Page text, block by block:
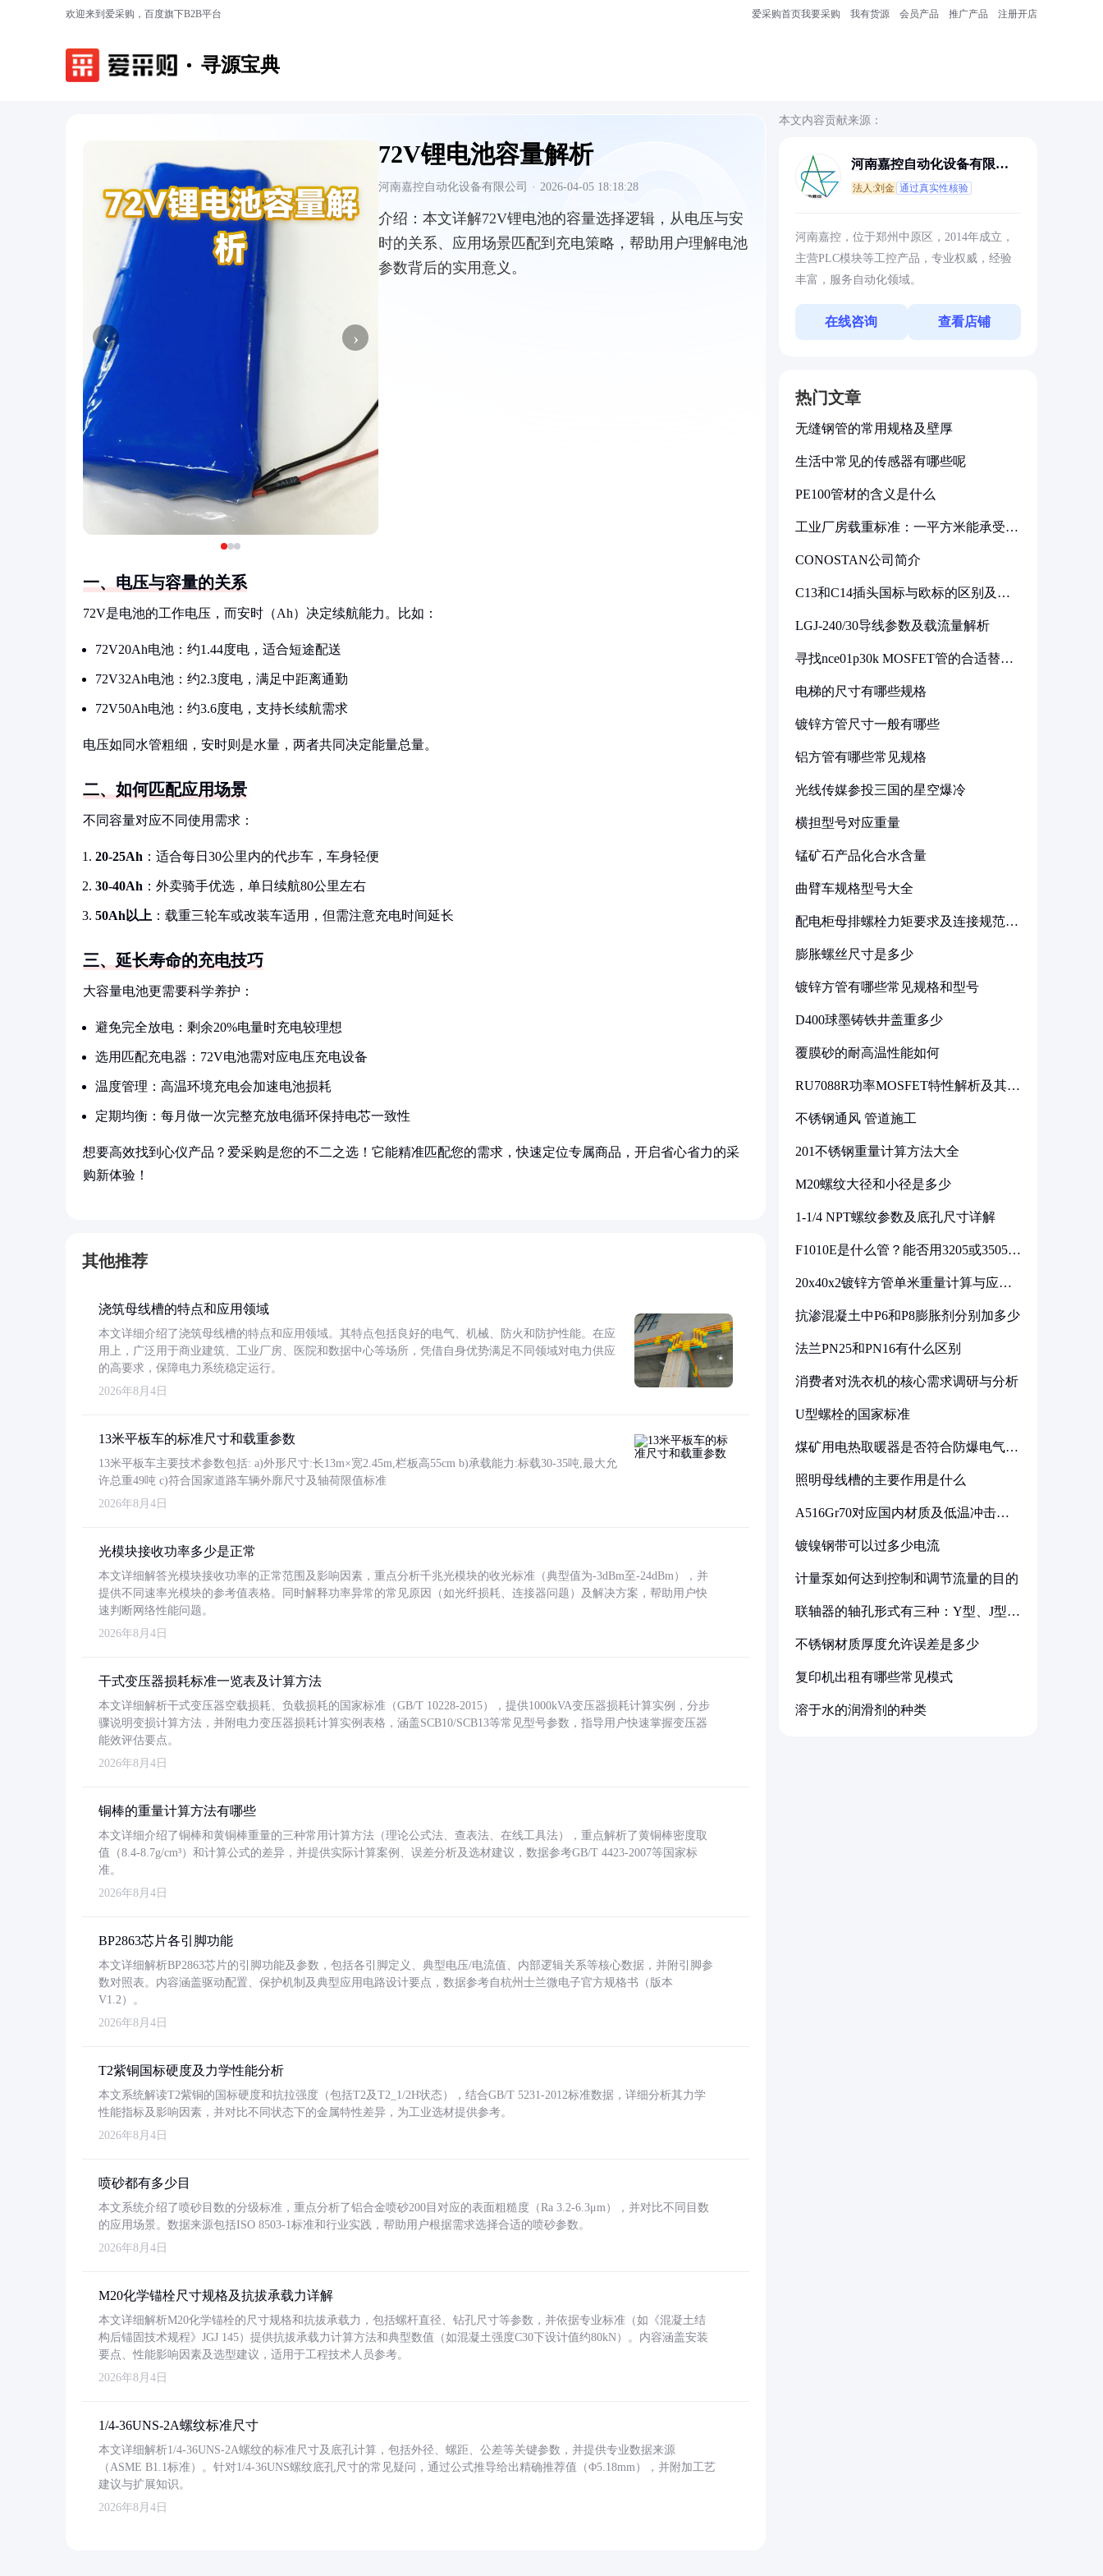
欢迎来到爱采购，百度旗下B2B平台 爱采购首页我要采购 我有货源 会员产品 推广产品 注册开店
寻源宝典
‹ ›
72V锂电池容量解析
河南嘉控自动化设备有限公司 · 2026-04-05 18:18:28
介绍： 本文详解72V锂电池的容量选择逻辑，从电压与安
时的关系、应用场景匹配到充电策略，帮助用户理解电池
参数背后的实用意义。
一、电压与容量的关系
72V是电池的工作电压，而安时（Ah）决定续航能力。比如：
72V20Ah电池：约1.44度电，适合短途配送
72V32Ah电池：约2.3度电，满足中距离通勤
72V50Ah电池：约3.6度电，支持长续航需求
电压如同水管粗细，安时则是水量，两者共同决定能量总量。
二、如何匹配应用场景
不同容量对应不同使用需求：
20-25Ah ：适合每日30公里内的代步车，车身轻便
30-40Ah ：外卖骑手优选，单日续航80公里左右
50Ah以上 ：载重三轮车或改装车适用，但需注意充电时间延长
三、延长寿命的充电技巧
大容量电池更需要科学养护：
避免完全放电：剩余20%电量时充电较理想
选用匹配充电器：72V电池需对应电压充电设备
温度管理：高温环境充电会加速电池损耗
定期均衡：每月做一次完整充放电循环保持电芯一致性
想要高效找到心仪产品？爱采购是您的不二之选！它能精准匹配您的需求，快速定位专属商品，开启省心省力的采
购新体验！
其他推荐
浇筑母线槽的特点和应用领域
本文详细介绍了浇筑母线槽的特点和应用领域。其特点包括良好的电气、机械、防火和防护性能。在应
用上，广泛用于商业建筑、工业厂房、医院和数据中心等场所，凭借自身优势满足不同领域对电力供应
的高要求，保障电力系统稳定运行。
2026年8月4日
13米平板车的标准尺寸和载重参数
13米平板车主要技术参数包括: a)外形尺寸:长13m×宽2.45m,栏板高55cm b)承载能力:标载30-35吨,最大允
许总重49吨 c)符合国家道路车辆外廓尺寸及轴荷限值标准
2026年8月4日
光模块接收功率多少是正常
本文详细解答光模块接收功率的正常范围及影响因素，重点分析千兆光模块的收光标准（典型值为-3dBm至-24dBm），并
提供不同速率光模块的参考值表格。同时解释功率异常的常见原因（如光纤损耗、连接器问题）及解决方案，帮助用户快
速判断网络性能问题。
2026年8月4日
干式变压器损耗标准一览表及计算方法
本文详细解析干式变压器空载损耗、负载损耗的国家标准（GB/T 10228-2015），提供1000kVA变压器损耗计算实例，分步
骤说明变损计算方法，并附电力变压器损耗计算实例表格，涵盖SCB10/SCB13等常见型号参数，指导用户快速掌握变压器
能效评估要点。
2026年8月4日
铜棒的重量计算方法有哪些
本文详细介绍了铜棒和黄铜棒重量的三种常用计算方法（理论公式法、查表法、在线工具法），重点解析了黄铜棒密度取
值（8.4-8.7g/cm³）和计算公式的差异，并提供实际计算案例、误差分析及选材建议，数据参考GB/T 4423-2007等国家标
准。
2026年8月4日
BP2863芯片各引脚功能
本文详细解析BP2863芯片的引脚功能及参数，包括各引脚定义、典型电压/电流值、内部逻辑关系等核心数据，并附引脚参
数对照表。内容涵盖驱动配置、保护机制及典型应用电路设计要点，数据参考自杭州士兰微电子官方规格书（版本
V1.2）。
2026年8月4日
T2紫铜国标硬度及力学性能分析
本文系统解读T2紫铜的国标硬度和抗拉强度（包括T2及T2_1/2H状态），结合GB/T 5231-2012标准数据，详细分析其力学
性能指标及影响因素，并对比不同状态下的金属特性差异，为工业选材提供参考。
2026年8月4日
喷砂都有多少目
本文系统介绍了喷砂目数的分级标准，重点分析了铝合金喷砂200目对应的表面粗糙度（Ra 3.2-6.3μm），并对比不同目数
的应用场景。数据来源包括ISO 8503-1标准和行业实践，帮助用户根据需求选择合适的喷砂参数。
2026年8月4日
M20化学锚栓尺寸规格及抗拔承载力详解
本文详细解析M20化学锚栓的尺寸规格和抗拔承载力，包括螺杆直径、钻孔尺寸等参数，并依据专业标准（如《混凝土结
构后锚固技术规程》JGJ 145）提供抗拔承载力计算方法和典型数值（如混凝土强度C30下设计值约80kN）。内容涵盖安装
要点、性能影响因素及选型建议，适用于工程技术人员参考。
2026年8月4日
1/4-36UNS-2A螺纹标准尺寸
本文详细解析1/4-36UNS-2A螺纹的标准尺寸及底孔计算，包括外径、螺距、公差等关键参数，并提供专业数据来源
（ASME B1.1标准）。针对1/4-36UNS螺纹底孔尺寸的常见疑问，通过公式推导给出精确推荐值（Φ5.18mm），并附加工艺
建议与扩展知识。
2026年8月4日
本文内容贡献来源：
河南嘉控自动化设备有限公
法人:刘金 通过真实性核验
河南嘉控，位于郑州中原区，2014年成立，
主营PLC模块等工控产品，专业权威，经验
丰富，服务自动化领域。
在线咨询 查看店铺
热门文章
无缝钢管的常用规格及壁厚
生活中常见的传感器有哪些呢
PE100管材的含义是什么
工业厂房载重标准：一平方米能承受多
CONOSTAN公司简介
C13和C14插头国标与欧标的区别及其
LGJ-240/30导线参数及载流量解析
寻找nce01p30k MOSFET管的合适替代
电梯的尺寸有哪些规格
镀锌方管尺寸一般有哪些
铝方管有哪些常见规格
光线传媒参投三国的星空爆冷
横担型号对应重量
锰矿石产品化合水含量
曲臂车规格型号大全
配电柜母排螺栓力矩要求及连接规范详
膨胀螺丝尺寸是多少
镀锌方管有哪些常见规格和型号
D400球墨铸铁井盖重多少
覆膜砂的耐高温性能如何
RU7088R功率MOSFET特性解析及其在
不锈钢通风 管道施工
201不锈钢重量计算方法大全
M20螺纹大径和小径是多少
1-1/4 NPT螺纹参数及底孔尺寸详解
F1010E是什么管？能否用3205或3505代
20x40x2镀锌方管单米重量计算与应用
抗渗混凝土中P6和P8膨胀剂分别加多少
法兰PN25和PN16有什么区别
消费者对洗衣机的核心需求调研与分析
U型螺栓的国家标准
煤矿用电热取暖器是否符合防爆电气设
照明母线槽的主要作用是什么
A516Gr70对应国内材质及低温冲击要
镀镍钢带可以过多少电流
计量泵如何达到控制和调节流量的目的
联轴器的轴孔形式有三种：Y型、J型、
不锈钢材质厚度允许误差是多少
复印机出租有哪些常见模式
溶于水的润滑剂的种类